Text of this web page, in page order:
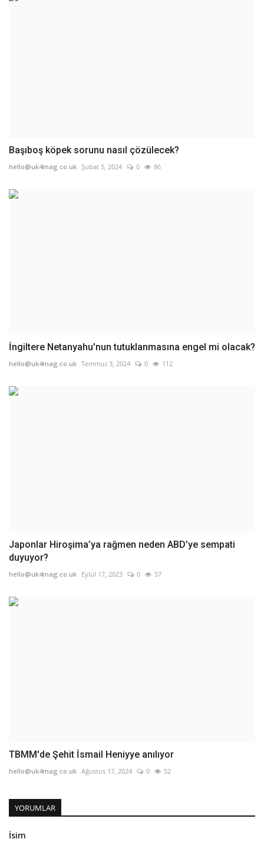
Başıboş köpek sorunu nasıl çözülecek?
hello@uk4mag.co.uk Şubat 5, 2024 0 86
İngiltere Netanyahu'nun tutuklanmasına engel mi olacak?
hello@uk4mag.co.uk Temmuz 3, 2024 0 112
Japonlar Hiroşima’ya rağmen neden ABD’ye sempati
duyuyor?
hello@uk4mag.co.uk Eylül 17, 2023 0 57
TBMM'de Şehit İsmail Heniyye anılıyor
hello@uk4mag.co.uk Ağustos 17, 2024 0 52
YORUMLAR
İsim